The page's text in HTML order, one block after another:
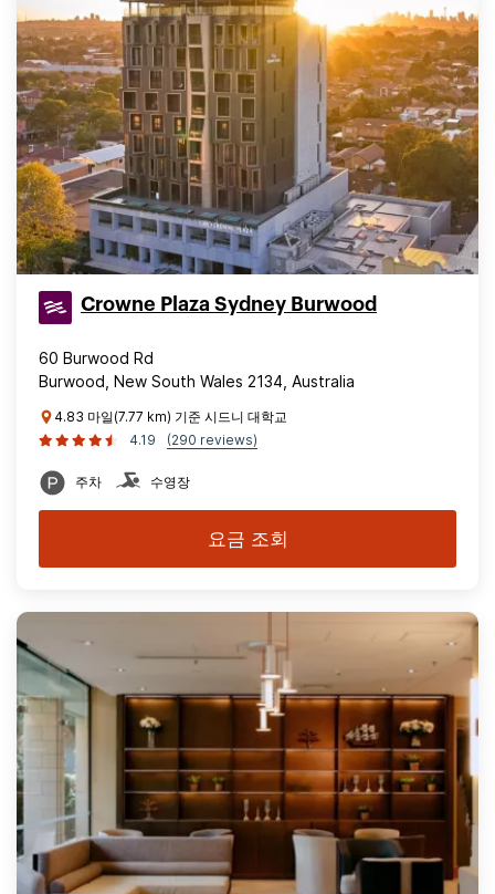
Crowne Plaza Sydney Burwood
60 Burwood Rd
Burwood, New South Wales 2134, Australia
4.83 마일(7.77 km) 기준 시드니 대학교
4.19
(290 reviews)
주차 수영장
요금 조회